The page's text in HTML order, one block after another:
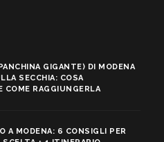
GIGANTE) DI MODENA
SECCHIA: COSA
COME RAGGIUNGERLA
A MODENA: 6 CONSIGLI PER